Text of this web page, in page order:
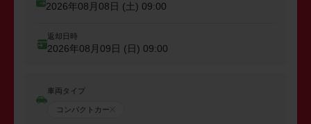
2026年08月08日 (土) 09:00
返却日時
2026年08月09日 (日) 09:00
車両タイプ
コンパクトカー